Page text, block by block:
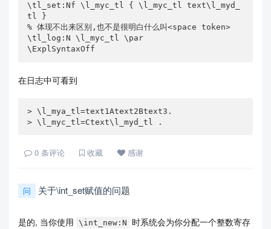
\tl_set:Nf \l_myc_tl { \l_myc_tl text\l_myd_
tl }
% 体现不出来区别,也不是很明白什么叫<space token>
\tl_log:N \l_myc_tl \par
\ExplSyntaxOff
在日志中可看到
> \l_mya_tl=text1Atext2Btext3.
> \l_myc_tl=Ctext\l_myd_tl .
0 条评论 收藏 感谢
问 关于\int_set赋值的问题
是的, 当你使用 \int_new:N
时系统会为你分配一个整数寄存